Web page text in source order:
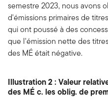
semestre 2023, nous avons
d'émissions primaires de
qui ont poussé à des
que l'émission nette des
des MÉ était négative.
Illustration 2 : Valeur
des MÉ c. les oblig. de